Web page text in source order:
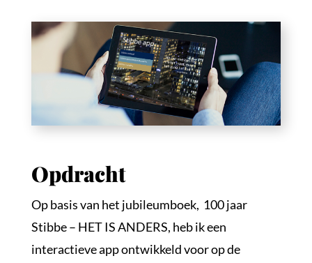
Opdracht
Op basis van het jubileumboek, 100 jaar
Stibbe – HET IS ANDERS, heb ik een
interactieve app ontwikkeld voor op de